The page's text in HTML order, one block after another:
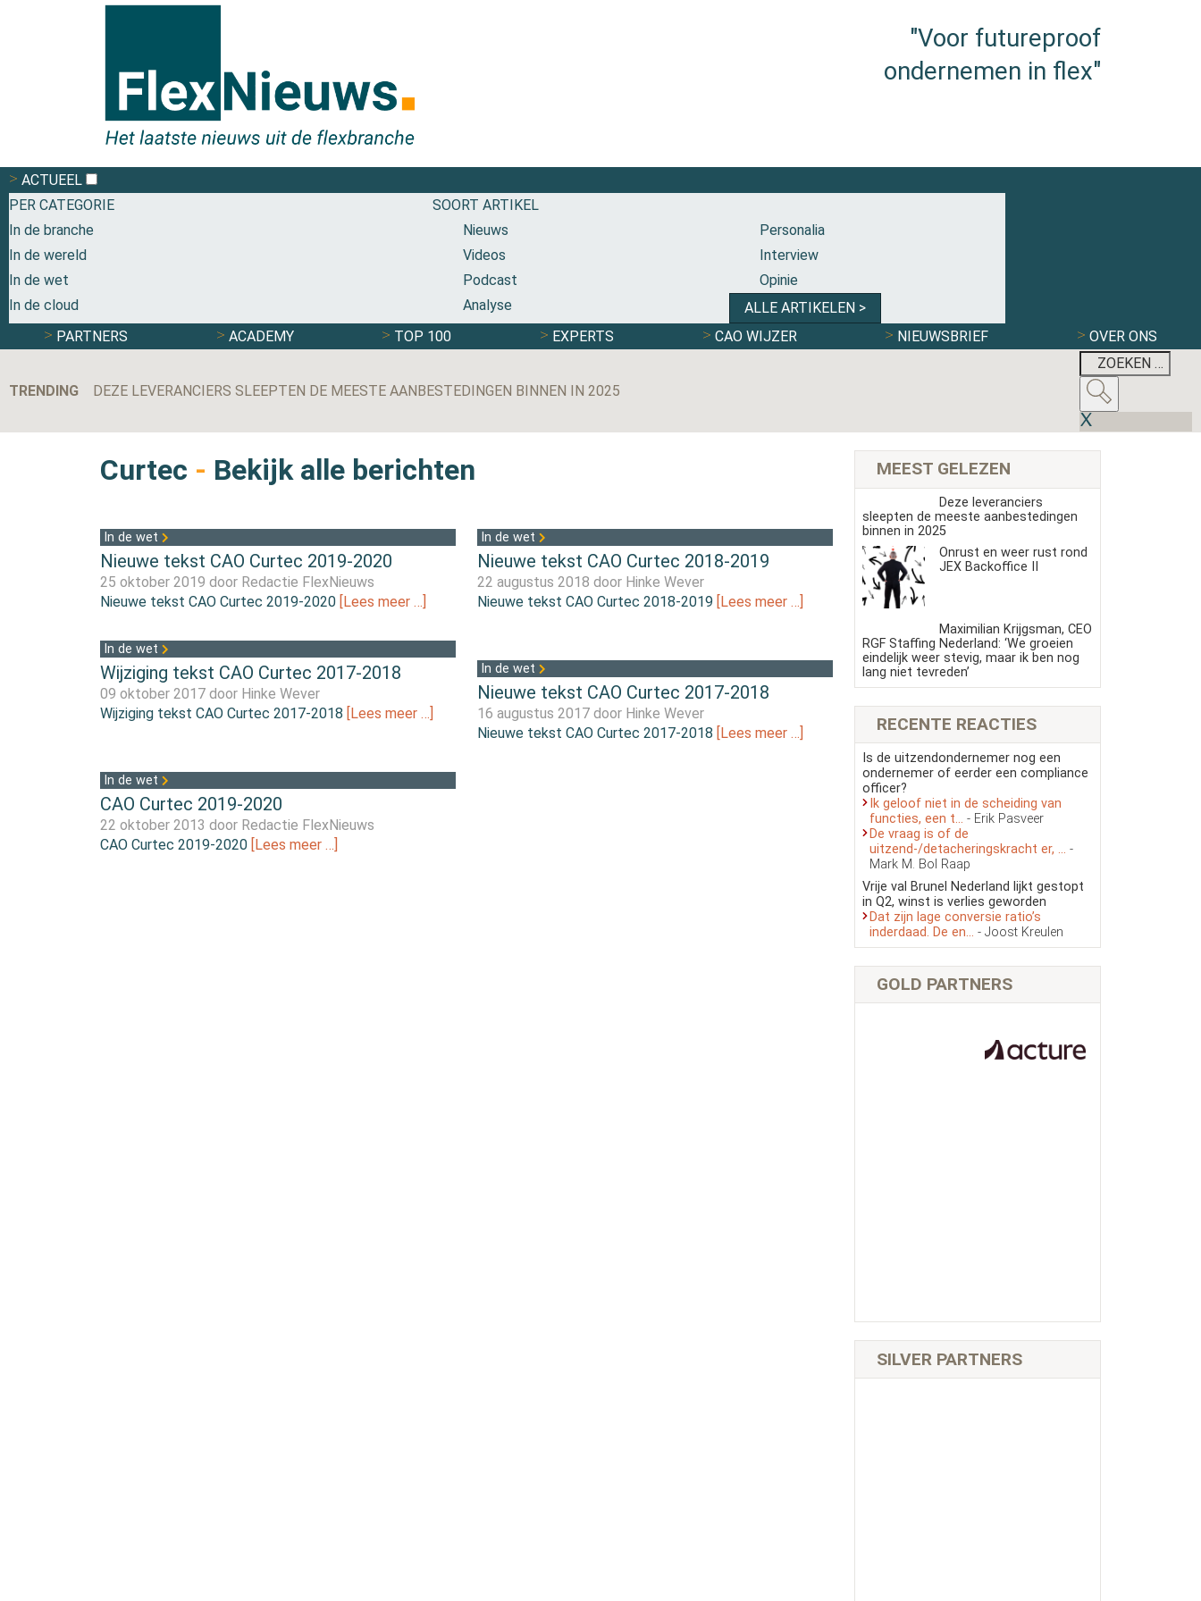
"Voor futureproof
ondernemen in flex"
ACTUEEL
PER CATEGORIE
In de branche
In de wereld
In de wet
In de cloud
SOORT ARTIKEL
Nieuws
Personalia
Videos
Interview
Podcast
Opinie
Analyse
ALLE ARTIKELEN >
PARTNERS
ACADEMY TOP 100 EXPERTS CAO WIJZER NIEUWSBRIEF OVER ONS
TRENDING DEZE LEVERANCIERS SLEEPTEN DE MEESTE AANBESTEDINGEN BINNEN IN 2025 ONRUST EN
Curtec - Bekijk alle berichten
In de wet
Nieuwe tekst CAO Curtec 2019-2020
25 oktober 2019 door Redactie FlexNieuws
Nieuwe tekst CAO Curtec 2019-2020 [Lees meer …]
In de wet
Nieuwe tekst CAO Curtec 2018-2019
22 augustus 2018 door Hinke Wever
Nieuwe tekst CAO Curtec 2018-2019 [Lees meer …]
In de wet
Wijziging tekst CAO Curtec 2017-2018
09 oktober 2017 door Hinke Wever
Wijziging tekst CAO Curtec 2017-2018 [Lees meer …]
In de wet
Nieuwe tekst CAO Curtec 2017-2018
16 augustus 2017 door Hinke Wever
Nieuwe tekst CAO Curtec 2017-2018 [Lees meer …]
In de wet
CAO Curtec 2019-2020
22 oktober 2013 door Redactie FlexNieuws
CAO Curtec 2019-2020 [Lees meer …]
MEEST GELEZEN
Deze leveranciers
sleepten de meeste aanbestedingen
binnen in 2025
Onrust en weer rust rond
JEX Backoffice II
Maximilian Krijgsman, CEO
RGF Staffing Nederland: ‘We groeien
eindelijk weer stevig, maar ik ben nog
lang niet tevreden’
RECENTE REACTIES
Is de uitzendondernemer nog een
ondernemer of eerder een compliance
officer?
Ik geloof niet in de scheiding van
functies, een t... - Erik Pasveer
De vraag is of de
uitzend-/detacheringskracht er, ... -
Mark M. Bol Raap
Vrije val Brunel Nederland lijkt gestopt
in Q2, winst is verlies geworden
Dat zijn lage conversie ratio’s
inderdaad. De en... - Joost Kreulen
GOLD PARTNERS
SILVER PARTNERS